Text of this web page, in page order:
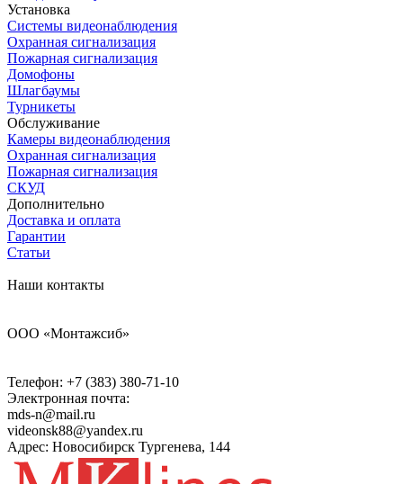
Установка
Системы видеонаблюдения
Охранная сигнализация
Пожарная сигнализация
Домофоны
Шлагбаумы
Турникеты
Обслуживание
Камеры видеонаблюдения
Охранная сигнализация
Пожарная сигнализация
СКУД
Дополнительно
Доставка и оплата
Гарантии
Статьи
Наши контакты
ООО «Монтажсиб»
Телефон: +7 (383) 380-71-10
Электронная почта:
mds-n@mail.ru
videonsk88@yandex.ru
Адрес: Новосибирск Тургенева, 144